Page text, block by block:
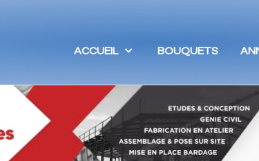
ACCUEIL BOUQUETS